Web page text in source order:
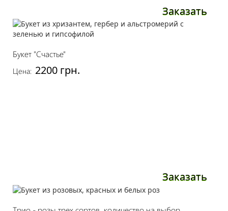
Заказать
Букет "Счастье"
Цена: 2200 грн.
Заказать